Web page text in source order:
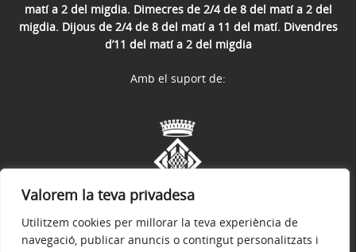
Valorem la teva privadesa
Utilitzem cookies per millorar la teva experiència de
navegació, publicar anuncis o contingut personalitzats i
matí a 2 del migdia. Dimecres de 2/4 de 8 del matí a 2 del
migdia. Dijous de 2/4 de 8 del matí a 11 del matí. Divendres
d’11 del matí a 2 del migdia
Amb el suport de: